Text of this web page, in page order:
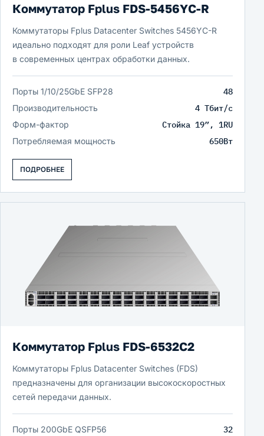
Коммутатор Fplus FDS-5456YC-R
Коммутаторы Fplus Datacenter Switches 5456YC-R
идеально подходят для роли Leaf устройств
в современных центрах обработки данных.
Порты 1/10/25GbE SFP28 48
Производительность 4 Тбит/с
Форм-фактор Стойка 19”, 1RU
Потребляемая мощность 650Вт
ПОДРОБНЕЕ
Коммутатор Fplus FDS-6532C2
Коммутаторы Fplus Datacenter Switches (FDS)
предназначены для организации высокоскоростных
сетей передачи данных.
Порты 200GbE QSFP56 32